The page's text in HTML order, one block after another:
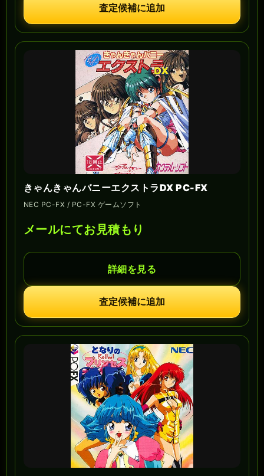
査定候補に追加
きゃんきゃんバニーエクストラDX PC-FX
NEC PC-FX / PC-FX ゲームソフト
メールにてお見積もり
詳細を見る
査定候補に追加